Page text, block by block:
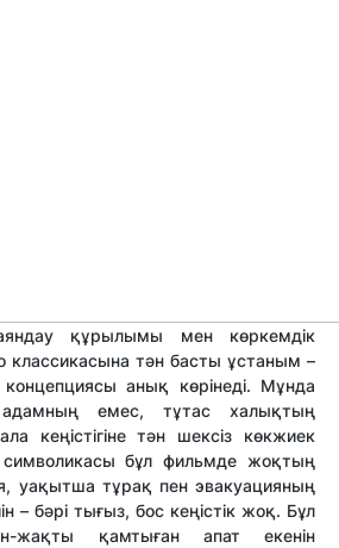
құрылымы мен көркемдік
классикасына тән басты ұстаным –
анық көрінеді. Мұнда
емес, тұтас халықтың
кеңістігіне тән шексіз көкжиек
бұл фильмде жоқтың
уақытша тұрақ пен эвакуацияның
– бәрі тығыз, бос кеңістік жоқ. Бұл
қамтыған апат екенін